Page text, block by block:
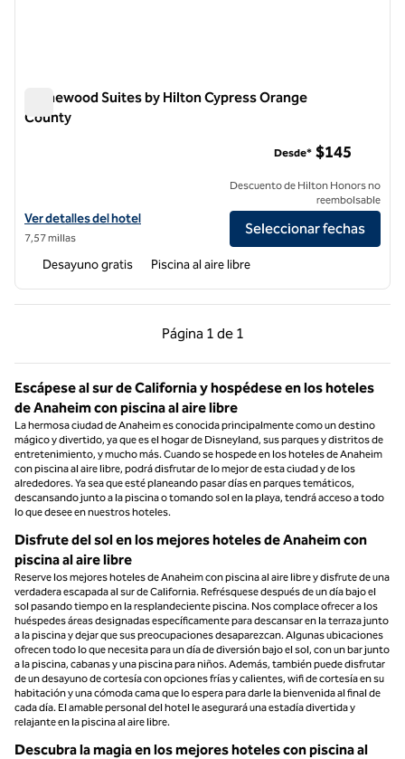
Homewood Suites by Hilton Cypress Orange
County
Ver detalles del hotel Homewood Suites by Hilton Cypress Orange
Ver detalles del hotel
7,57 millas
Desde* $145
Descuento de Hilton Honors no
reembolsable
Seleccionar fechas
Desayuno gratis Piscina al aire libre
Página 1 de 1
Página anterior, 1 de 1
Página 1 de 1
Escápese al sur de California y hospédese en los hoteles
de Anaheim con piscina al aire libre
La hermosa ciudad de Anaheim es conocida principalmente como un destino
mágico y divertido, ya que es el hogar de Disneyland, sus parques y distritos de
entretenimiento, y mucho más. Cuando se hospede en los hoteles de Anaheim
con piscina al aire libre, podrá disfrutar de lo mejor de esta ciudad y de los
alrededores. Ya sea que esté planeando pasar días en parques temáticos,
descansando junto a la piscina o tomando sol en la playa, tendrá acceso a todo
lo que desee en nuestros hoteles.
Disfrute del sol en los mejores hoteles de Anaheim con
piscina al aire libre
Reserve los mejores hoteles de Anaheim con piscina al aire libre y disfrute de una
verdadera escapada al sur de California. Refrésquese después de un día bajo el
sol pasando tiempo en la resplandeciente piscina. Nos complace ofrecer a los
huéspedes áreas designadas específicamente para descansar en la terraza junto
a la piscina y dejar que sus preocupaciones desaparezcan. Algunas ubicaciones
ofrecen todo lo que necesita para un día de diversión bajo el sol, con un bar junto
a la piscina, cabanas y una piscina para niños. Además, también puede disfrutar
de un desayuno de cortesía con opciones frías y calientes, wifi de cortesía en su
habitación y una cómoda cama que lo espera para darle la bienvenida al final de
cada día. El amable personal del hotel le asegurará una estadía divertida y
relajante en la piscina al aire libre.
Descubra la magia en los mejores hoteles con piscina al